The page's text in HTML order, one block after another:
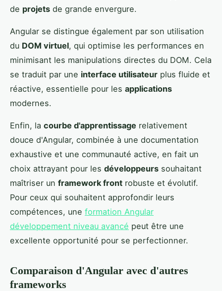
de projets de grande envergure.
Angular se distingue également par son utilisation
du DOM virtuel, qui optimise les performances en
minimisant les manipulations directes du DOM. Cela
se traduit par une interface utilisateur plus fluide et
réactive, essentielle pour les applications
modernes.
Enfin, la courbe d'apprentissage relativement
douce d'Angular, combinée à une documentation
exhaustive et une communauté active, en fait un
choix attrayant pour les développeurs souhaitant
maîtriser un framework front robuste et évolutif.
Pour ceux qui souhaitent approfondir leurs
compétences, une formation Angular
développement niveau avancé peut être une
excellente opportunité pour se perfectionner.
Comparaison d'Angular avec d'autres
frameworks